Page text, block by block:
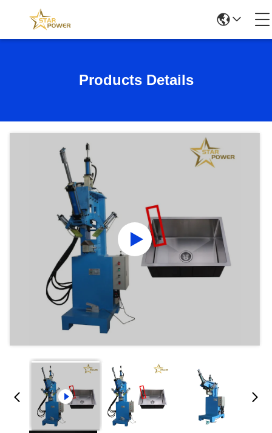
Products Details